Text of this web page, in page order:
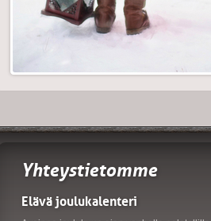
Yhteystietomme
Elävä joulukalenteri